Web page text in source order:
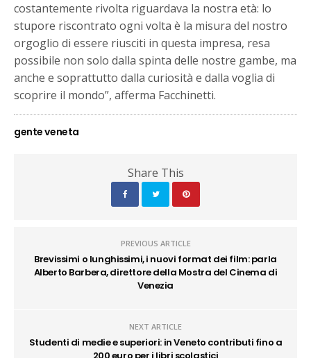
costantemente rivolta riguardava la nostra età: lo
stupore riscontrato ogni volta è la misura del nostro
orgoglio di essere riusciti in questa impresa, resa
possibile non solo dalla spinta delle nostre gambe, ma
anche e soprattutto dalla curiosità e dalla voglia di
scoprire il mondo”, afferma Facchinetti.
gente veneta
Share This
PREVIOUS ARTICLE
Brevissimi o lunghissimi, i nuovi format dei film: parla
Alberto Barbera, direttore della Mostra del Cinema di
Venezia
NEXT ARTICLE
Studenti di medie e superiori: in Veneto contributi fino a